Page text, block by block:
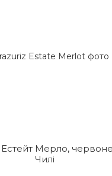
Естейт Мерло,
Чилі